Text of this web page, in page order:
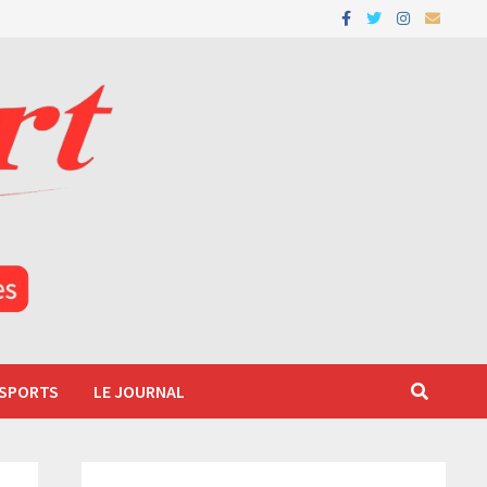
LE JOURNAL